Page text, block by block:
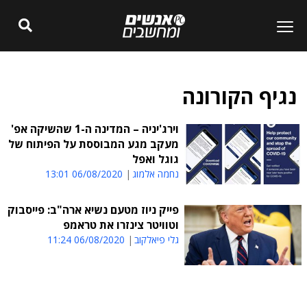
נגיף הקורונה
וירג'יניה – המדינה ה-1 שהשיקה אפ'
מעקב מגע המבוססת על הפיתוח של
גוגל ואפל
נחמה אלמוג 06/08/2020 13:01
פייק ניוז מטעם נשיא ארה"ב: פייסבוק
וטוויטר צינזרו את טראמפ
גלי פיאלקוב 06/08/2020 11:24